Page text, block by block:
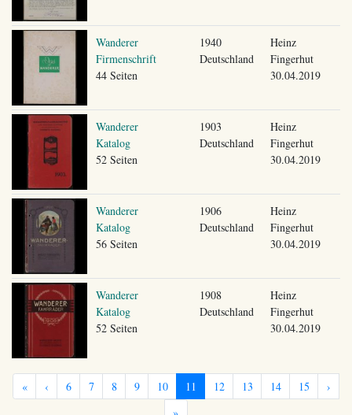
Wanderer
Firmenschrift
44 Seiten
1940
Deutschland
Heinz
Fingerhut
30.04.2019
Wanderer
Katalog
52 Seiten
1903
Deutschland
Heinz
Fingerhut
30.04.2019
Wanderer
Katalog
56 Seiten
1906
Deutschland
Heinz
Fingerhut
30.04.2019
Wanderer
Katalog
52 Seiten
1908
Deutschland
Heinz
Fingerhut
30.04.2019
« ‹ 6 7 8 9 10 11 12 13 14 15
›
»